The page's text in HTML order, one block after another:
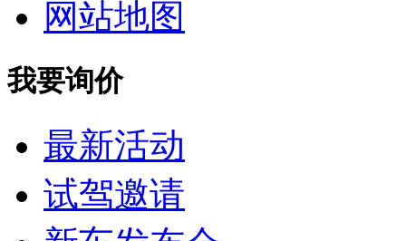
网站地图
我要询价
最新活动
试驾邀请